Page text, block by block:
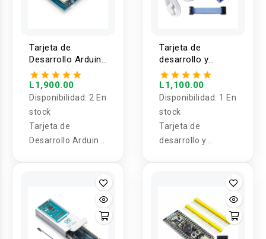
Wi-Fi 6 de
múltiples
protocolos IoT.
Diseñada para
proyectos
modernos, ofrece
un alto
rendimiento, baja
estabilidad en
Tarjeta de
Desarrollo Arduino
UNO Q
L1,900.00
Disponibilidad: 2 En
stock
Tarjeta de
Desarrollo Arduino
Tarjeta de
desarrollo y
programador
FPGA XILINX
Spartan6
XC6SLX9-
L1,100.00
Disponibilidad: 1 En
stock
Tarjeta de
desarrollo y
2TQG144C